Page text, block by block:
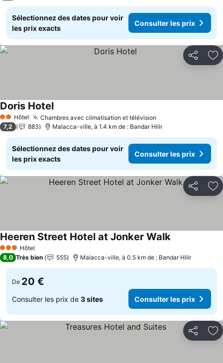
Sélectionnez des dates pour voir
les prix exacts
Consulter les prix
Partager
2 Étoiles
Hôtel Chambres avec climatisation et télévision
Doris HotelConsulter les prix
7,2 883 Malacca-ville, à 1.4 km de : Bandar Hilir
Sélectionnez des dates pour voir
les prix exacts
Consulter les prix
Partager
3 ÉtoilesHôtel
Heeren Street Hotel at Jonker WalkConsulter les
8,0 Très bien 555 Malacca-ville, à 0.5 km de : Bandar Hilir
De 20 €
Consulter les prix de 3 sites Consulter les prix
Partager